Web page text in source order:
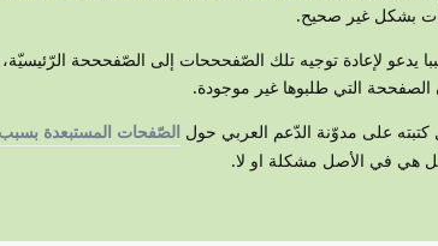
الصفححة التي طلبوها غير موجودة.
على مدوّنة الدّعم العربي حول الصّفحات المستبعدة بسبب
هي في الأصل مشكلة او لا.